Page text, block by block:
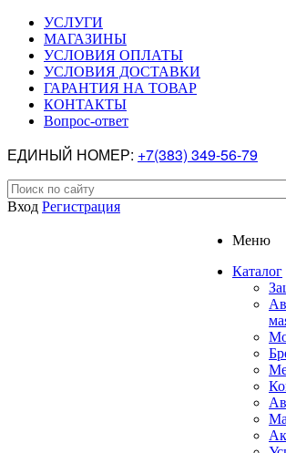
УСЛУГИ
МАГАЗИНЫ
УСЛОВИЯ ОПЛАТЫ
УСЛОВИЯ ДОСТАВКИ
ГАРАНТИЯ НА ТОВАР
КОНТАКТЫ
Вопрос-ответ
ЕДИНЫЙ НОМЕР: +7(383) 349-56-79
Вход Регистрация
Меню
Каталог